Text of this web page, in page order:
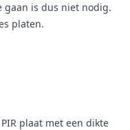
gaan is dus niet nodig.
platen.
plaat met een dikte